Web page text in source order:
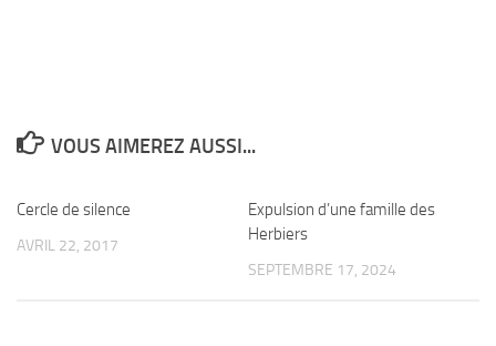
VOUS AIMEREZ AUSSI...
Cercle de silence
AVRIL 22, 2017
Expulsion d’une famille des
Herbiers
SEPTEMBRE 17, 2024